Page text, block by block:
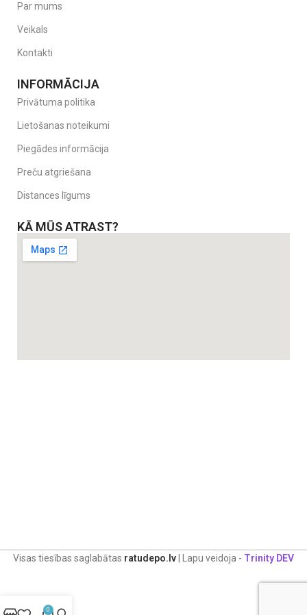
Par mums
Veikals
Kontakti
INFORMĀCIJA
Privātuma politika
Lietošanas noteikumi
Piegādes informācija
Preču atgriešana
Distances līgums
KĀ MŪS ATRAST?
Visas tiesības saglabātas ratudepo.lv | Lapu veidoja - Trinity DEV
0